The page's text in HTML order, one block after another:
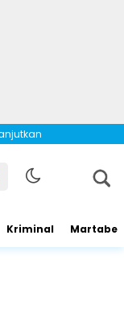
Kriminal Martabe